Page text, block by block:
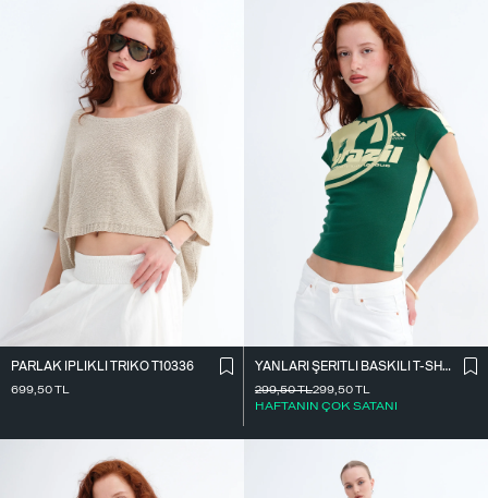
PARLAK İ̇PLIKLI TRIKO T10336
699,50TL
YANLARI ŞERITLI BASKILI T-SHIRT P9035
299,50TL
HAFTANIN ÇOK SATANI
299,50TL